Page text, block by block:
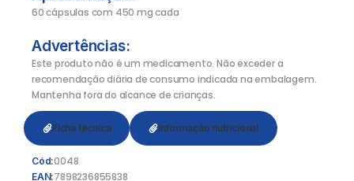
60 cápsulas com 450 mg cada
Advertências:
Este produto não é um medicamento. Não exceder a
recomendação diária de consumo indicada na embalagem.
Mantenha fora do alcance de crianças.
Ficha técnica Informação nutricional
Cód:0048
EAN:7898236855838